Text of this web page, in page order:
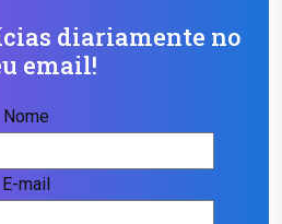
diariamente no
email!
Nome
E-mail